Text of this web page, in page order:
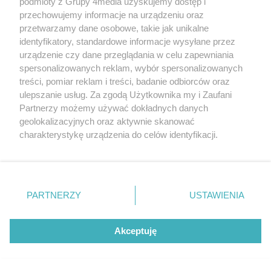
Co Za Jazda Policzna - Część II
(zdjęcia)
Liczba
Data dodania galerii:
09.08.2026
przechowujemy informacje na urządzeniu oraz
przetwarzamy dane osobowe, takie jak unikalne
identyfikatory, standardowe informacje wysyłane przez
urządzenie czy dane przeglądania w celu zapewniania
spersonalizowanych reklam, wybór spersonalizowanych
treści, pomiar reklam i treści, badanie odbiorców oraz
ulepszanie usług. Za zgodą Użytkownika my i Zaufani
Partnerzy możemy używać dokładnych danych
geolokalizacyjnych oraz aktywnie skanować
charakterystykę urządzenia do celów identyfikacji.
zmienić/wycofać klikając przycisk ustawień prywatności
znajdujący się w lewym dolnym rogu strony
. Niektóre
użytkownika, ale masz prawo sprzeciwić się takiemu
przetwarzaniu. Preferencje będą miały zastosowania tylko
PARTNERZY USTAWIENIA
Akceptuję